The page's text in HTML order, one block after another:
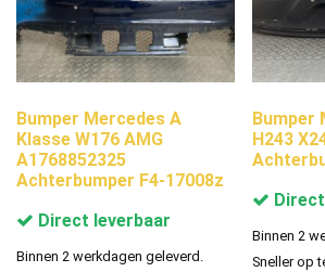
Bumper Mercedes A
Klasse W176 AMG
A1768852325
Achterbumper F4-17008z
Direct leverbaar
Binnen 2 werkdagen geleverd.
Bumper
H243
Binnen 2
Sneller op